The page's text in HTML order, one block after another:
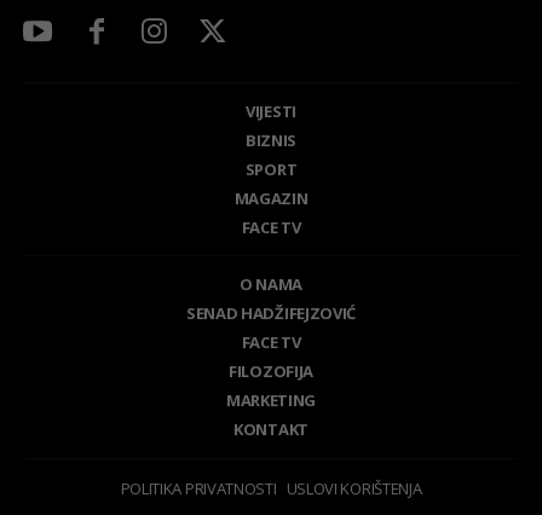
VIJESTI
BIZNIS
SPORT
MAGAZIN
FACE TV
O NAMA
SENAD HADŽIFEJZOVIĆ
FACE TV
FILOZOFIJA
MARKETING
KONTAKT
POLITIKA PRIVATNOSTI USLOVI KORIŠTENJA